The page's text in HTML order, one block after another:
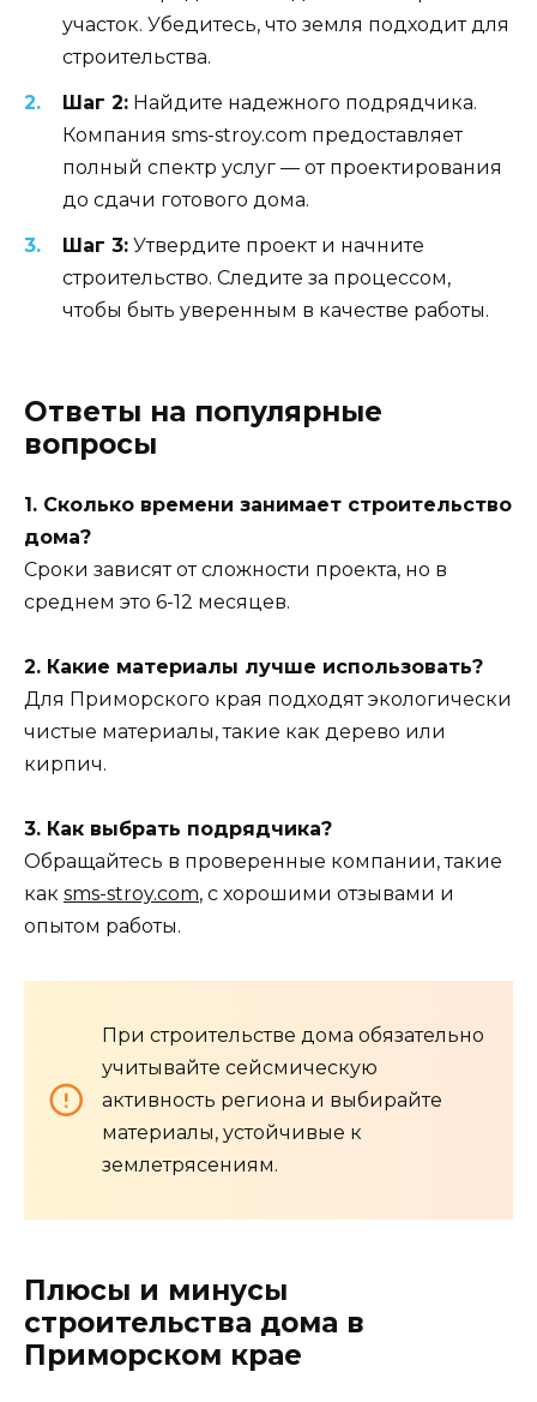
участок. Убедитесь, что земля подходит для
строительства.
Шаг 2: Найдите надежного подрядчика.
Компания sms-stroy.com предоставляет
полный спектр услуг — от проектирования
до сдачи готового дома.
Шаг 3: Утвердите проект и начните
строительство. Следите за процессом,
чтобы быть уверенным в качестве работы.
Ответы на популярные
вопросы
1. Сколько времени занимает строительство
дома?
Сроки зависят от сложности проекта, но в
среднем это 6-12 месяцев.
2. Какие материалы лучше использовать?
Для Приморского края подходят экологически
чистые материалы, такие как дерево или
кирпич.
3. Как выбрать подрядчика?
Обращайтесь в проверенные компании, такие
как sms-stroy.com, с хорошими отзывами и
опытом работы.
При строительстве дома обязательно
учитывайте сейсмическую
активность региона и выбирайте
материалы, устойчивые к
землетрясениям.
Плюсы и минусы
строительства дома в
Приморском крае